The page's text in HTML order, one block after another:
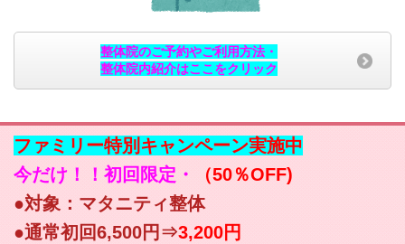
整体院のご予約やご利用方法・
整体院内紹介はここをクリック
ファミリー特別キャンペーン実施中
今だけ！！初回限定・
（50％OFF)
●対象：マタニティ整体
●通常初回6,500円⇒3,200円